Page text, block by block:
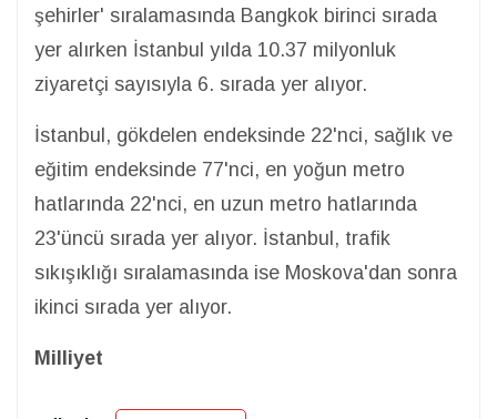
şehirler' sıralamasında Bangkok birinci sırada
yer alırken İstanbul yılda 10.37 milyonluk
ziyaretçi sayısıyla 6. sırada yer alıyor.
İstanbul, gökdelen endeksinde 22'nci, sağlık ve
eğitim endeksinde 77'nci, en yoğun metro
hatlarında 22'nci, en uzun metro hatlarında
23'üncü sırada yer alıyor. İstanbul, trafik
sıkışıklığı sıralamasında ise Moskova'dan sonra
ikinci sırada yer alıyor.
Milliyet